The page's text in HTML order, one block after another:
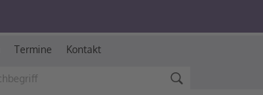
Termine Kontakt